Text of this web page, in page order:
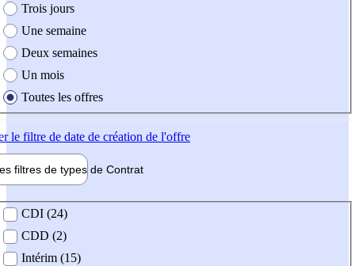
Trois jours
Une semaine
Deux semaines
Un mois
Toutes les offres
le filtre de date de création de l'offre
filtres de types de Contrat
contrat
CDI (24)
CDD (2)
Intérim (15)